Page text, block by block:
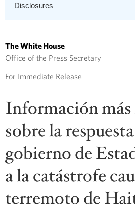
Disclosures
The White House
Office of the Press Secretary
For Immediate Release
Información
sobre la
gobierno de
a la catástrofe
terremoto de